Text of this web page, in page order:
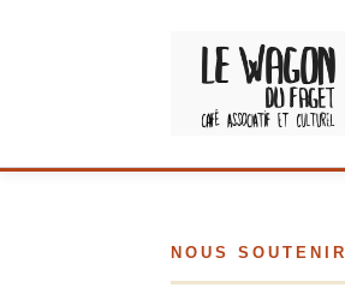
NOUS SOUTENIR